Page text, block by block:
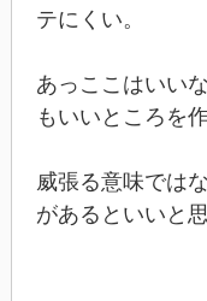
テにくい。
あっここはいい
もいいところを
威張る意味では
があるといいと思